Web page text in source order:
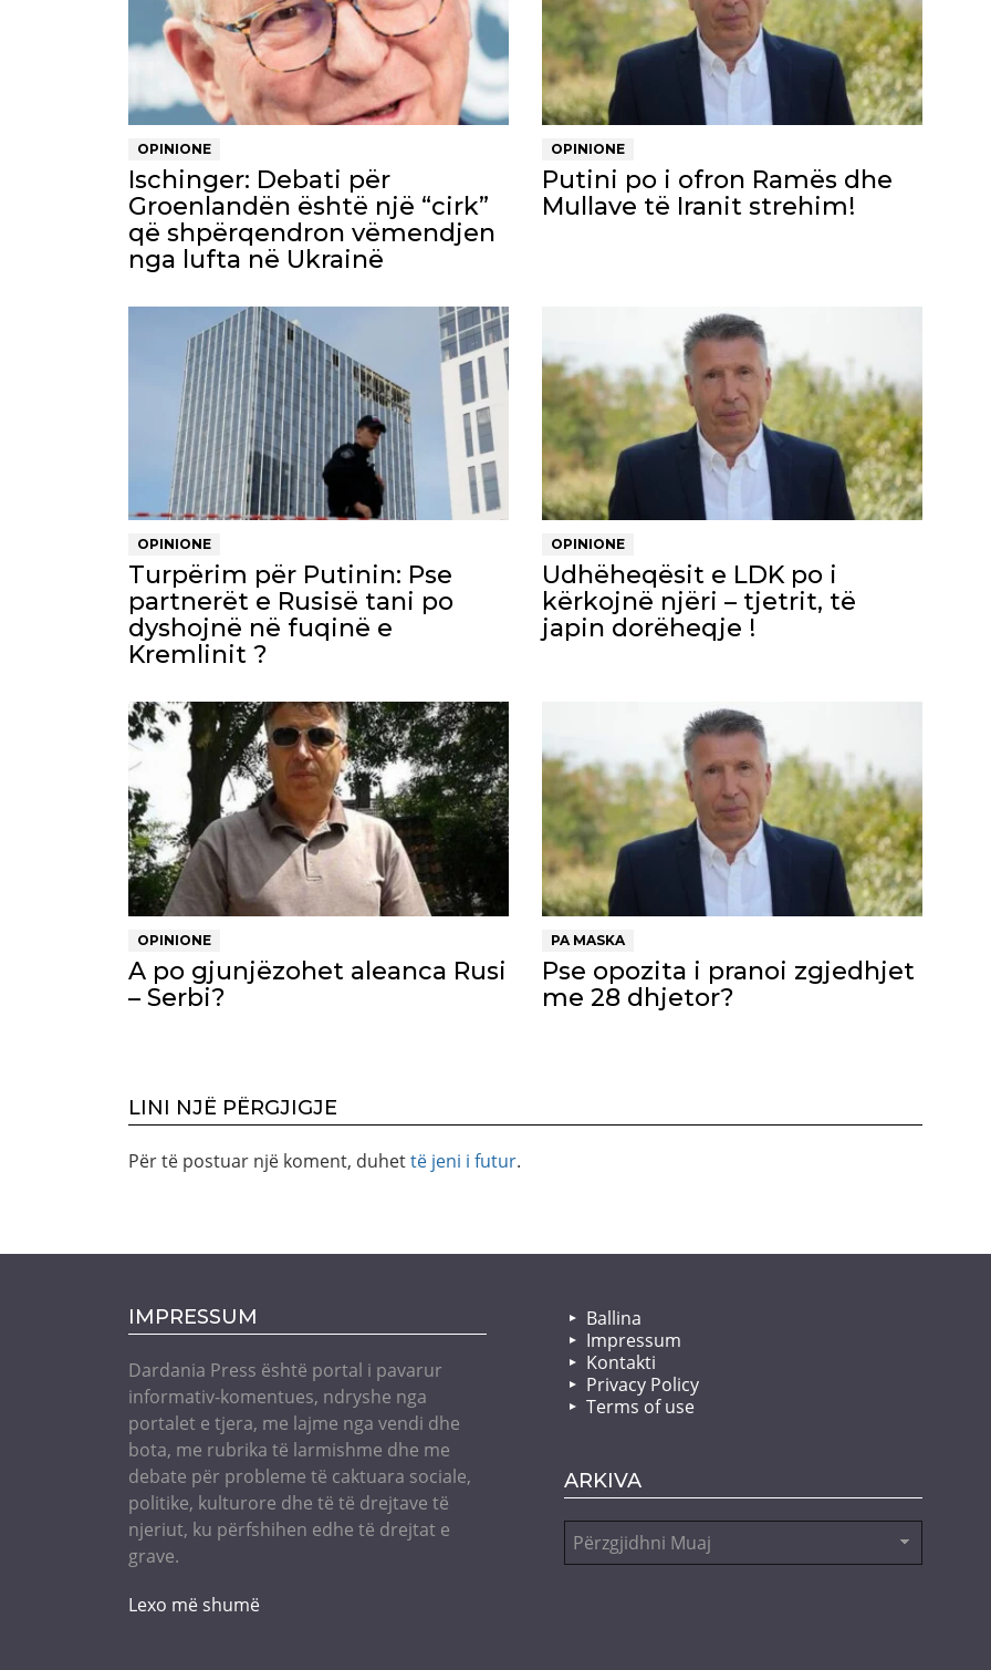
OPINIONE
Ischinger: Debati për
Groenlandën është një “cirk”
që shpërqendron vëmendjen
nga lufta në Ukrainë
OPINIONE
Putini po i ofron Ramës dhe
Mullave të Iranit strehim!
OPINIONE
Turpërim për Putinin: Pse
partnerët e Rusisë tani po
dyshojnë në fuqinë e
Kremlinit ?
OPINIONE
Udhëheqësit e LDK po i
kërkojnë njëri – tjetrit, të
japin dorëheqje !
OPINIONE
A po gjunjëzohet aleanca Rusi
– Serbi?
PA MASKA
Pse opozita i pranoi zgjedhjet
me 28 dhjetor?
LINI NJË PËRGJIGJE
Për të postuar një koment, duhettë jeni i futur.
IMPRESSUM
Dardania Press është portal i pavarur
informativ-komentues, ndryshe nga
portalet e tjera, me lajme nga vendi dhe
bota, me rubrika të larmishme dhe me
debate për probleme të caktuara sociale,
politike, kulturore dhe të të drejtave të
njeriut, ku përfshihen edhe të drejtat e
grave.
Lexo më shumë
Ballina
Impressum
Kontakti
Privacy Policy
Terms of use
ARKIVA